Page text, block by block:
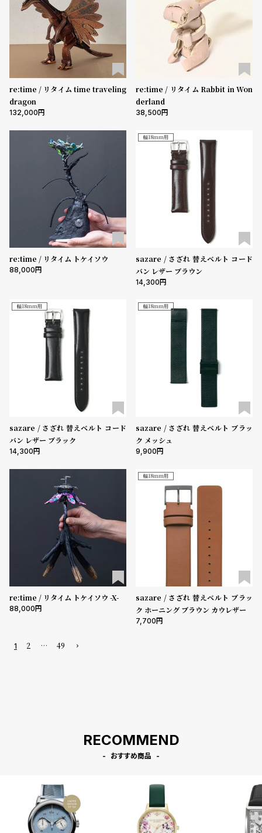
re:time / リタイム time traveling
dragon
132,000
re:time / リタイム Rabbit in Won
derland
38,500
re:time / リタイム トケイソウ
88,000
幅18mm用
sazare / さざれ 替えベルト コード
バン レザー ブラウン
14,300
幅18mm用
sazare / さざれ 替えベルト コード
バン レザー ブラック
14,300
幅18mm用
sazare / さざれ 替えベルト ブラッ
ク メッシュ
9,900
re:time / リタイム トケイソウ -X-
88,000
幅18mm用
sazare / さざれ 替えベルト ブラッ
ク ホーニング ブラウン カウレザー
7,700
1 2 … 49
RECOMMEND
おすすめ商品